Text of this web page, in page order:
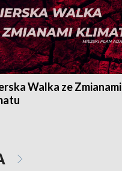
Walka ze Zmianami